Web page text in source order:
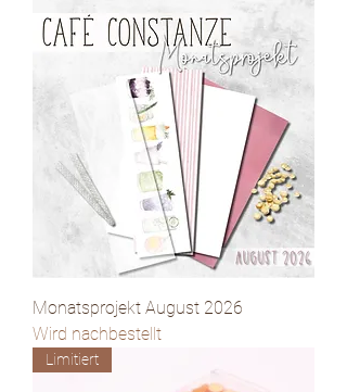
Monatsprojekt August 2026
Wird nachbestellt
Limitiert